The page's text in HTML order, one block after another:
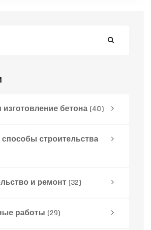
как сделать правильный
изготовление бетона (40)
строительства
и ремонт (32)
работы (29)